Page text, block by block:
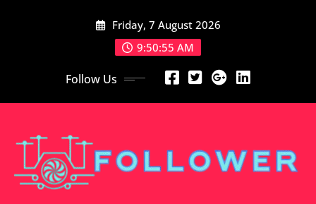
Friday, 7 August 2026
9:50:55 AM
Follow Us